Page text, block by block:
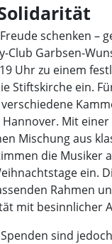
schenken –
Club Garbsen-
Uhr zu einem
Stiftskirche ein.
Mit einer
Mischung aus
die Musiker
ein.
Rahmen
mit besinnlicher
sind